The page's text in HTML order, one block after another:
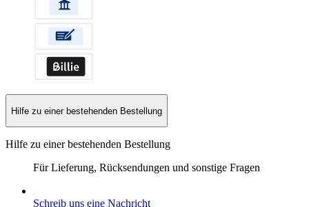
Hilfe zu einer bestehenden Bestellung
Hilfe zu einer bestehenden Bestellung
Für Lieferung, Rücksendungen und sonstige Fragen
Schreib uns eine Nachricht